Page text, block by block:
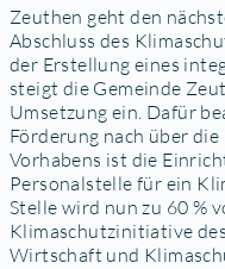
Zeuthen geht den
Abschluss des
der Erstellung eines
steigt die Gemeinde
Umsetzung ein. Dafür
Förderung nach über
Vorhabens ist die
Personalstelle für ein
Stelle wird nun zu 60 %
Klimaschutzinitiative
Wirtschaft und